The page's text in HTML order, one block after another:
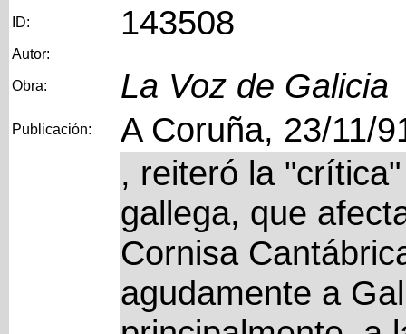
ID: 143508
Autor:
Obra: La Voz de Galicia
Publicación: A Coruña, 23/11/
, reiteró la
gallega, que
Cornisa
agudamente a